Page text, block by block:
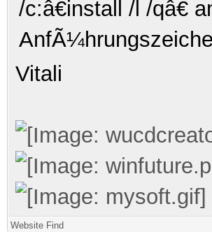
/c:â€install /l /qâ€
Vitali
Website Find